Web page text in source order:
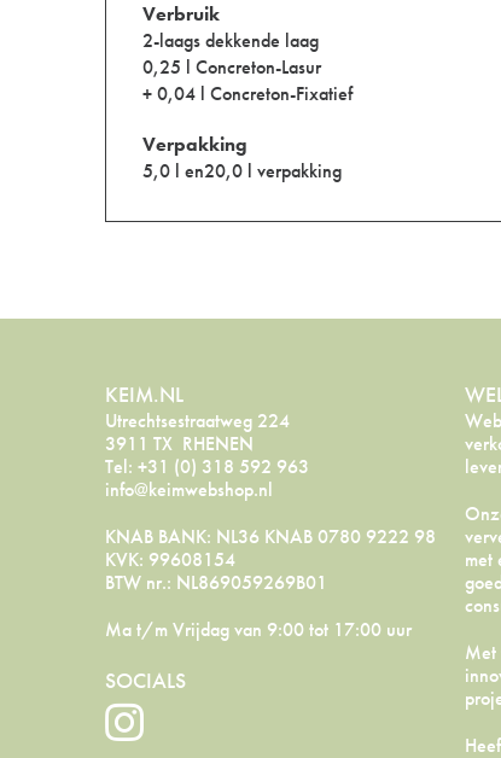
Verbruik
2-laags dekkende laag
0,25 l Concreton-Lasur
+ 0,04 l Concreton-Fixatief
Verpakking
5,0 l en20,0 l verpakking
KEIM.NL
Utrechtsestraatweg 224
3911 TX RHENEN
Tel: +31 (0) 318 592 963
info@keimwebshop.nl
KNAB BANK: NL36 KNAB 0780 9222 98
KVK: 99608154
BTW nr.: NL869059269B01
Ma t/m Vrijdag van 9:00 tot 17:00 uur
SOCIALS
met
Met